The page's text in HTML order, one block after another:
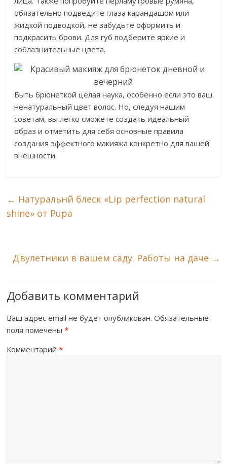
обязательно подведите глаза карандашом или
жидкой подводкой, не забудьте оформить и
подкрасить брови. Для губ подберите яркие и
соблазнительные цвета.
Быть брюнеткой целая наука, особенно если это ваш
ненатуральный цвет волос. Но, следуя нашим
советам, вы легко сможете создать идеальный
образ и отметить для себя основные правила
создания эффектного макияжа конкретно для вашей
внешности.
← Натуральнй блеск «Lip perfection natural
shine» от Pupa
Двулетники в вашем саду. Работы на даче →
Добавить комментарий
Ваш адрес email не будет опубликован. Обязательные
поля помечены*
Комментарий*